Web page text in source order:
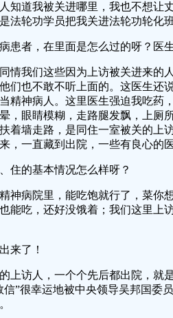
知道我被关进哪里，我也不想让
法轮功学员把我关进法轮功轮化
患者，在里面是怎么过的呀？医
情我们这些因为上访被关进来的
们也不敢不听上面的。这医生还
精神病人。这里医生强迫我吃药
，眼睛模糊，走路腿发飘，上厕
着墙走路，是同住一室被关的上
，一直藏到出院，一些有良心的
住的基本情况怎么样呀？
神病院里，能吃饱就行了，菜你
能吃，还好没饿着；我们这里上
来了！
上访人，一个个先后都出院，就
信”很幸运地被中央领导吴邦国委